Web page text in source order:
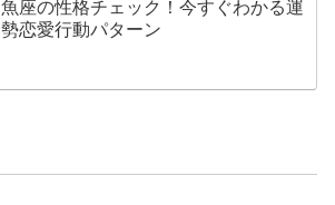
魚座の性格チェック！今すぐわかる運
勢恋愛行動パターン